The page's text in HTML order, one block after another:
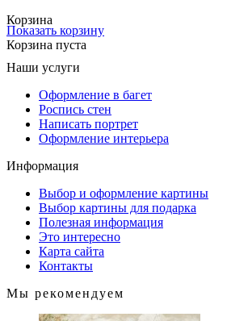
Корзина
Показать корзину
Корзина пуста
Наши услуги
Оформление в багет
Роспись стен
Написать портрет
Оформление интерьера
Информация
Выбор и оформление картины
Выбор картины для подарка
Полезная информация
Это интересно
Карта сайта
Контакты
Мы рекомендуем